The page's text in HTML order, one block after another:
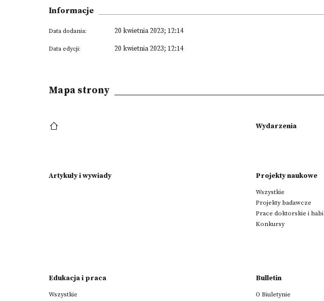
Informacje
Data dodania: 20 kwietnia 2023; 12:14
Data edycji: 20 kwietnia 2023; 12:14
Mapa strony
Wydarzenia
Artykuły i wywiady Projekty naukowe
Wszystkie
Projekty badawcze
Prace doktorskie i
Konkursy
Edukacja i praca
Wszystkie
Bulletin
O Biuletynie